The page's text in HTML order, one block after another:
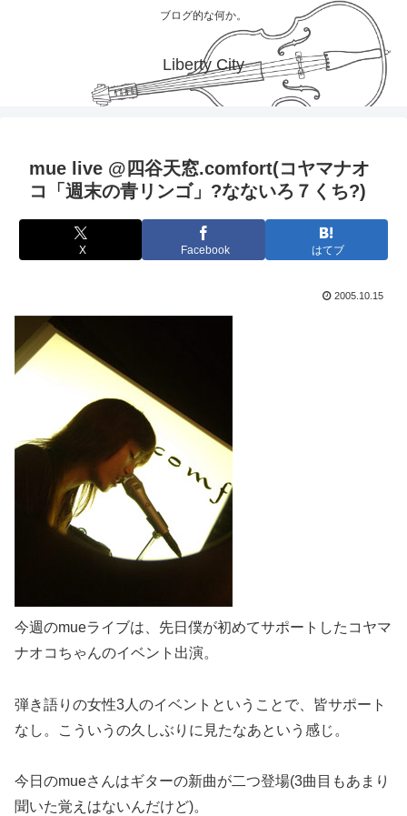
ブログ的な何か。
Liberty City
mue live @四谷天窓.comfort(コヤマナオ
コ「週末の青リンゴ」?なないろ７くち?)
X Facebook はてブ
2005.10.15
今週のmueライブは、先日僕が初めてサポートしたコヤマ
ナオコちゃんのイベント出演。
弾き語りの女性3人のイベントということで、皆サポート
なし。こういうの久しぶりに見たなあという感じ。
今日のmueさんはギターの新曲が二つ登場(3曲目もあまり
聞いた覚えはないんだけど)。